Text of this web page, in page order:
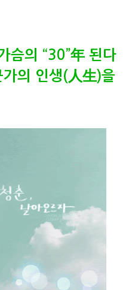
슴의 “30”年 된다
의 인생(人生)을